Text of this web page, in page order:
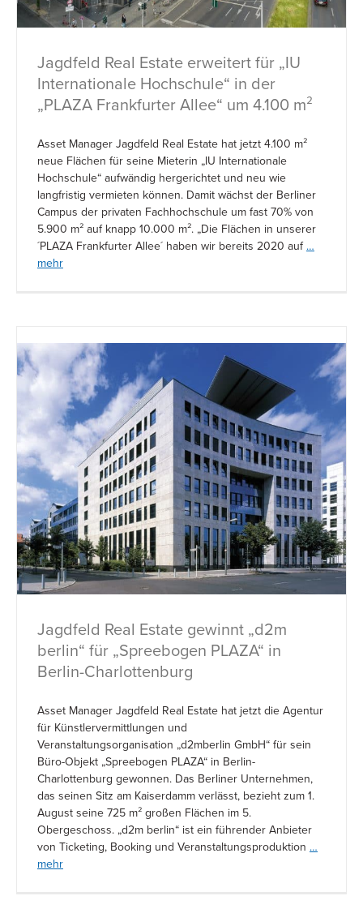
Jagdfeld Real Estate erweitert für „IU
Internationale Hochschule“ in der
„PLAZA Frankfurter Allee“ um 4.100 m²
Asset Manager Jagdfeld Real Estate hat jetzt 4.100 m²
neue Flächen für seine Mieterin „IU Internationale
Hochschule“ aufwändig hergerichtet und neu wie
langfristig vermieten können. Damit wächst der Berliner
Campus der privaten Fachhochschule um fast 70% von
5.900 m² auf knapp 10.000 m². „Die Flächen in unserer
´PLAZA Frankfurter Allee´ haben wir bereits 2020 auf…
mehr
Jagdfeld Real Estate gewinnt „d2m
berlin“ für „Spreebogen PLAZA“ in
Berlin-Charlottenburg
Asset Manager Jagdfeld Real Estate hat jetzt die Agentur
für Künstlervermittlungen und
Veranstaltungsorganisation „d2mberlin GmbH“ für sein
Büro-Objekt „Spreebogen PLAZA“ in Berlin-
Charlottenburg gewonnen. Das Berliner Unternehmen,
das seinen Sitz am Kaiserdamm verlässt, bezieht zum 1.
August seine 725 m² großen Flächen im 5.
Obergeschoss. „d2m berlin“ ist ein führender Anbieter
von Ticketing, Booking und Veranstaltungsproduktion …
mehr